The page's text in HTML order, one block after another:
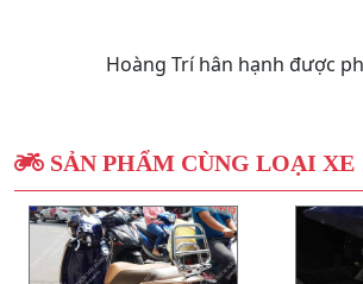
Hoàng Trí hân hạnh được
SẢN PHẨM CÙNG LOẠI XE